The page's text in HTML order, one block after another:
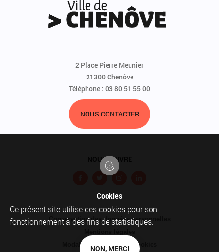
Cookies
Ce présent site utilise des cookies pour son
fonctionnement à des fins de statistiques.
NON, MERCI
2 Place Pierre Meunier
21300 Chenôve
Téléphone : 03 80 51 55 00
NOUS CONTACTER
NOUS SUIVRE
c
e
o
w
i
t
t
e
n
s
t
a
g
n
k
d
Pied
Conservation des données personnelles
Modalités relatives aux cookies